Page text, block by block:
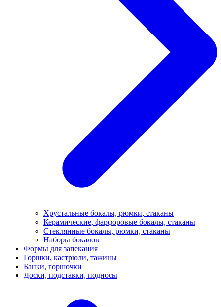
Хрустальные бокалы, рюмки, стаканы
Керамические, фарфоровые бокалы, стаканы
Стеклянные бокалы, рюмки, стаканы
Наборы бокалов
Формы для запекания
Горшки, кастрюли, тажины
Банки, горшочки
Доски, подставки, подносы